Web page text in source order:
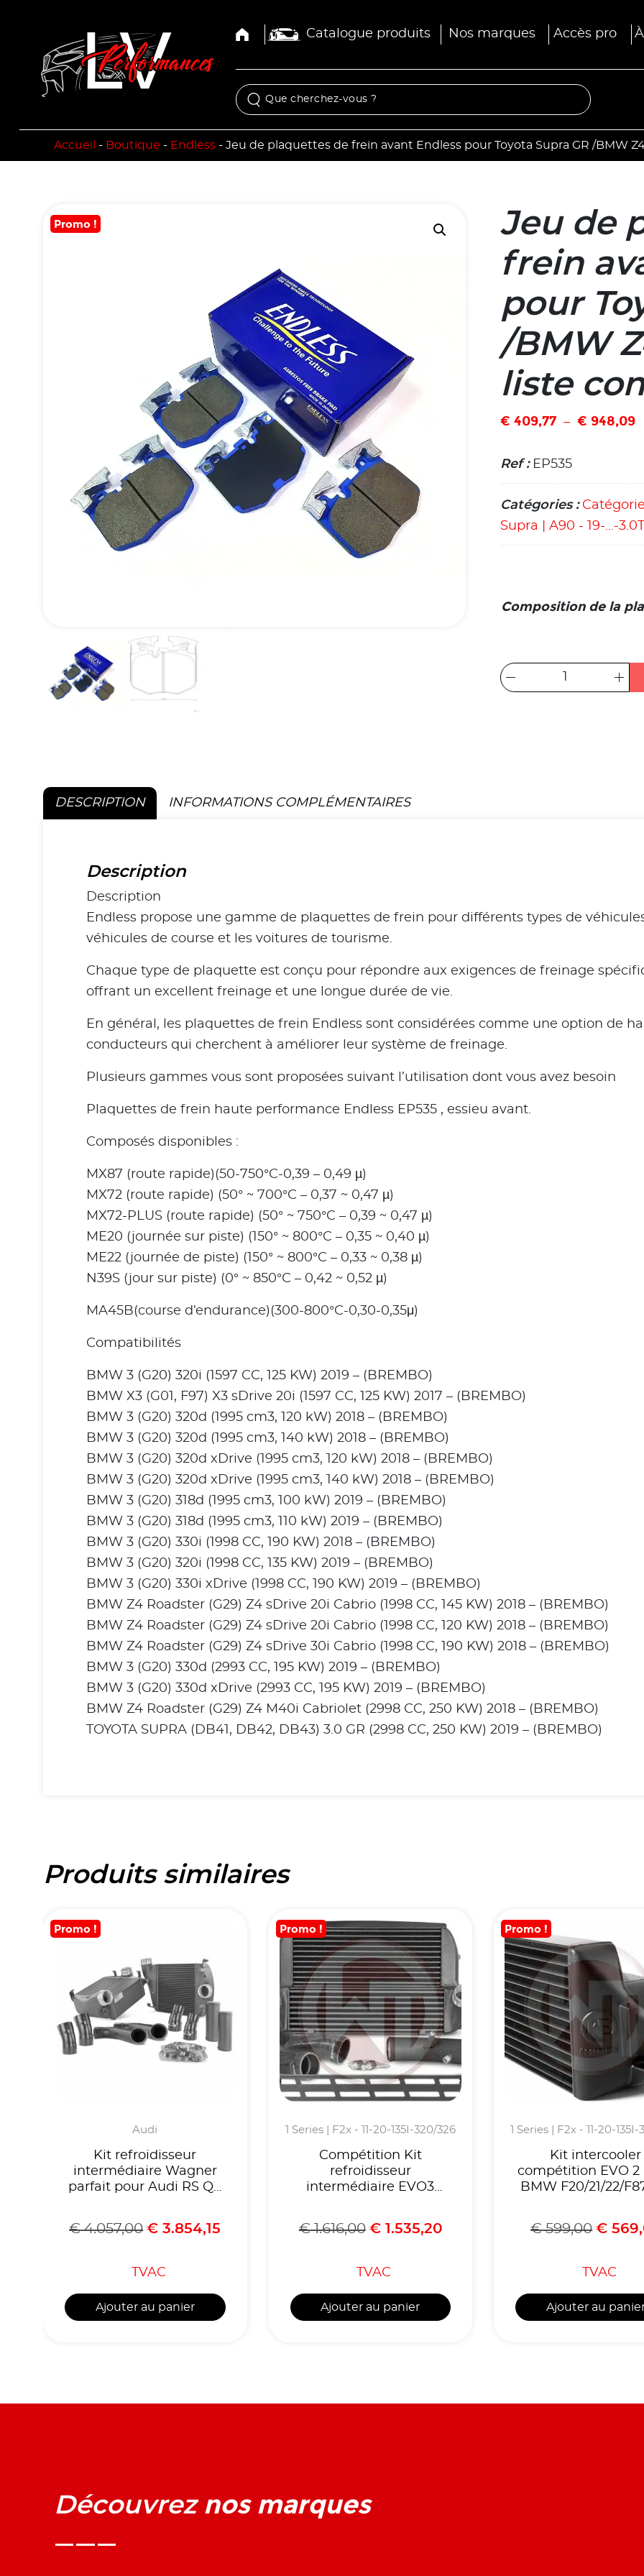
Catalogue produits Nos marques Accès pro
Accueil - Boutique - Endless - Jeu de plaquettes de frein avant Endless pour Toyota Supra GR /BMW
Promo !
Jeu de
frein
pour
/BMW
liste
€ 409,77 – € 948,09
Ref : EP535
Catégories : Catégorie
Supra | A90 - 19-...-
Composition de la
DESCRIPTION INFORMATIONS COMPLÉMENTAIRES
Description
Description
Endless propose une gamme de plaquettes de frein pour différents types de
véhicules de course et les voitures de tourisme.
Chaque type de plaquette est conçu pour répondre aux exigences de freinage
offrant un excellent freinage et une longue durée de vie.
En général, les plaquettes de frein Endless sont considérées comme une option de
conducteurs qui cherchent à améliorer leur système de freinage.
Plusieurs gammes vous sont proposées suivant l’utilisation dont vous avez besoin
Plaquettes de frein haute performance Endless EP535 , essieu avant.
Composés disponibles :
MX87 (route rapide)(50-750°C-0,39 – 0,49 µ)
MX72 (route rapide) (50° ~ 700°C – 0,37 ~ 0,47 µ)
MX72-PLUS (route rapide) (50° ~ 750°C – 0,39 ~ 0,47 µ)
ME20 (journée sur piste) (150° ~ 800°C – 0,35 ~ 0,40 µ)
ME22 (journée de piste) (150° ~ 800°C – 0,33 ~ 0,38 µ)
N39S (jour sur piste) (0° ~ 850°C – 0,42 ~ 0,52 µ)
MA45B(course d’endurance)(300-800°C-0,30-0,35μ)
Compatibilités
BMW 3 (G20) 320i (1597 CC, 125 KW) 2019 – (BREMBO)
BMW X3 (G01, F97) X3 sDrive 20i (1597 CC, 125 KW) 2017 – (BREMBO)
BMW 3 (G20) 320d (1995 cm3, 120 kW) 2018 – (BREMBO)
BMW 3 (G20) 320d (1995 cm3, 140 kW) 2018 – (BREMBO)
BMW 3 (G20) 320d xDrive (1995 cm3, 120 kW) 2018 – (BREMBO)
BMW 3 (G20) 320d xDrive (1995 cm3, 140 kW) 2018 – (BREMBO)
BMW 3 (G20) 318d (1995 cm3, 100 kW) 2019 – (BREMBO)
BMW 3 (G20) 318d (1995 cm3, 110 kW) 2019 – (BREMBO)
BMW 3 (G20) 330i (1998 CC, 190 KW) 2018 – (BREMBO)
BMW 3 (G20) 320i (1998 CC, 135 KW) 2019 – (BREMBO)
BMW 3 (G20) 330i xDrive (1998 CC, 190 KW) 2019 – (BREMBO)
BMW Z4 Roadster (G29) Z4 sDrive 20i Cabrio (1998 CC, 145 KW) 2018 – (BREMBO)
BMW Z4 Roadster (G29) Z4 sDrive 20i Cabrio (1998 CC, 120 KW) 2018 – (BREMBO)
BMW Z4 Roadster (G29) Z4 sDrive 30i Cabrio (1998 CC, 190 KW) 2018 – (BREMBO)
BMW 3 (G20) 330d (2993 CC, 195 KW) 2019 – (BREMBO)
BMW 3 (G20) 330d xDrive (2993 CC, 195 KW) 2019 – (BREMBO)
BMW Z4 Roadster (G29) Z4 M40i Cabriolet (2998 CC, 250 KW) 2018 – (BREMBO)
TOYOTA SUPRA (DB41, DB42, DB43) 3.0 GR (2998 CC, 250 KW) 2019 – (BREMBO)
Produits similaires
Promo !
Audi
Kit refroidisseur
intermédiaire Wagner
parfait pour Audi RS Q8
€4.057,00 € 3.854,15
TVAC
Ajouter au panier
Promo !
1 Series | F2x - 11-20-135I-320/326
Compétition Kit
refroidisseur
intermédiaire EVO3
€1.616,00 €1.535,20
TVAC
Ajouter au panier
Promo !
1 Series | F2x - 11-20-
Kit intercooler
compétition EVO 2
BMW F20/21/22/
€599,00 €
TVAC
Ajouter au
Découvrez nos marques